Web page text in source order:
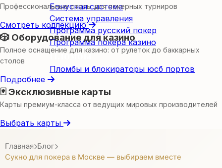
Бонусная система
Система управления
Программа русский покер
Программа покера казино
Пломбы
Пломбы и блокираторы юсб портов
Профессиональные столы для покерных турниров
Смотреть коллекцию
🎲 Оборудование для казино
Полное оснащение для казино: от рулеток до баккарных
столов
Подробнее
🃏 Эксклюзивные карты
Карты премиум-класса от ведущих мировых производителей
Выбрать карты
Главная Блог
Сукно для покера в Москве — выбираем вместе